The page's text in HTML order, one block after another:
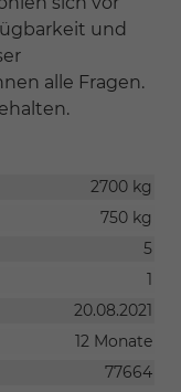
und
alle Fragen.
2700 kg
750 kg
5
1
20.08.2021
12 Monate
77664